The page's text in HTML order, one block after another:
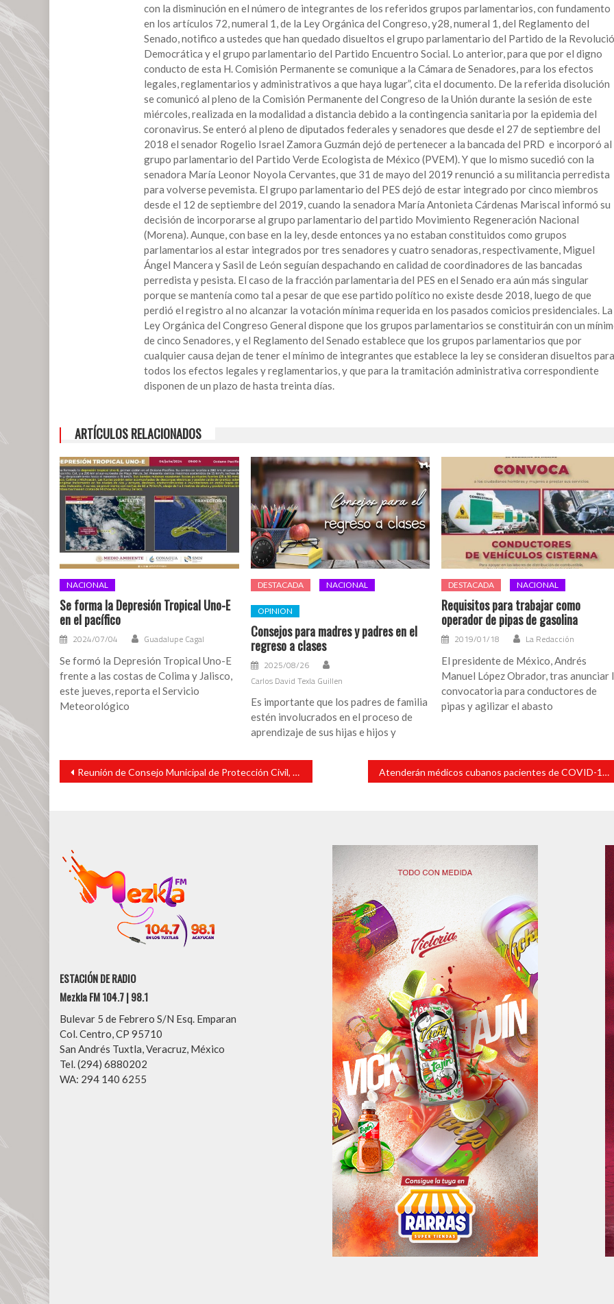
con la disminución en el número de integrantes de los referidos grupos parlamentarios, con fundamento
en los artículos 72, numeral 1, de la Ley Orgánica del Congreso, y28, numeral 1, del Reglamento del
Senado, notifico a ustedes que han quedado disueltos el grupo parlamentario del Partido de la
Democrática y el grupo parlamentario del Partido Encuentro Social. Lo anterior, para que por el digno
conducto de esta H. Comisión Permanente se comunique a la Cámara de Senadores, para los efectos
legales, reglamentarios y administrativos a que haya lugar”, cita el documento. De la referida disolución
se comunicó al pleno de la Comisión Permanente del Congreso de la Unión durante la sesión de este
miércoles, realizada en la modalidad a distancia debido a la contingencia sanitaria por la epidemia del
coronavirus. Se enteró al pleno de diputados federales y senadores que desde el 27 de septiembre del
2018 el senador Rogelio Israel Zamora Guzmán dejó de pertenecer a la bancada del PRD e incorporó al
grupo parlamentario del Partido Verde Ecologista de México (PVEM). Y que lo mismo sucedió con la
senadora María Leonor Noyola Cervantes, que 31 de mayo del 2019 renunció a su militancia perredista
para volverse pevemista. El grupo parlamentario del PES dejó de estar integrado por cinco miembros
desde el 12 de septiembre del 2019, cuando la senadora María Antonieta Cárdenas Mariscal informó su
decisión de incorporarse al grupo parlamentario del partido Movimiento Regeneración Nacional
(Morena). Aunque, con base en la ley, desde entonces ya no estaban constituidos como grupos
parlamentarios al estar integrados por tres senadores y cuatro senadoras, respectivamente, Miguel
Ángel Mancera y Sasil de León seguían despachando en calidad de coordinadores de las bancadas
perredista y pesista. El caso de la fracción parlamentaria del PES en el Senado era aún más singular
porque se mantenía como tal a pesar de que ese partido político no existe desde 2018, luego de que
perdió el registro al no alcanzar la votación mínima requerida en los pasados comicios presidenciales. La
Ley Orgánica del Congreso General dispone que los grupos parlamentarios se constituirán con un
de cinco Senadores, y el Reglamento del Senado establece que los grupos parlamentarios que por
cualquier causa dejan de tener el mínimo de integrantes que establece la ley se consideran disueltos para
todos los efectos legales y reglamentarios, y que para la tramitación administrativa correspondiente
disponen de un plazo de hasta treinta días.
ARTÍCULOS RELACIONADOS
NACIONAL
Se forma la Depresión Tropical Uno-E
en el pacífico
2024/07/04 Guadalupe Cagal
Se formó la Depresión Tropical Uno-E
frente a las costas de Colima y Jalisco,
este jueves, reporta el Servicio
Meteorológico
DESTACADA NACIONAL
OPINION
Consejos para madres y padres en el
regreso a clases
2025/08/26
Carlos David Texla Guillen
Es importante que los padres de familia
estén involucrados en el proceso de
aprendizaje de sus hijas e hijos y
DESTACADA NACIONAL
Requisitos para trabajar como
operador de pipas de gasolina
2019/01/18 La Redacción
El presidente de México, Andrés
Manuel López Obrador, tras anunciar
convocatoria para conductores de
pipas y agilizar el abasto
Navegación
entradas
Reunión de Consejo Municipal de Protección Civil, Santiago Tuxtla, Ver. Atenderán médicos cubanos pacientes de COVID-19 en Minatitlán y Coatzacoalcos.
ESTACIÓN DE RADIO
Mezkla FM 104.7 | 98.1
Bulevar 5 de Febrero S/N Esq. Emparan
Col. Centro, CP 95710
San Andrés Tuxtla, Veracruz, México
Tel. (294) 6880202
WA: 294 140 6255